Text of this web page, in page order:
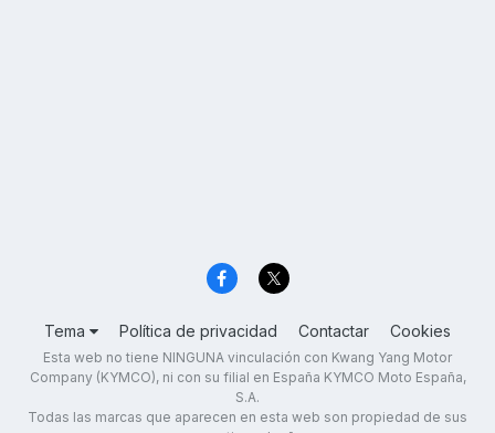
Tema Política de privacidad Contactar Cookies
Esta web no tiene NINGUNA vinculación con Kwang Yang Motor
Company (KYMCO), ni con su filial en España KYMCO Moto España,
S.A.
Todas las marcas que aparecen en esta web son propiedad de sus